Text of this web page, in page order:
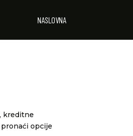
NASLOVNA
kreditne
opcije